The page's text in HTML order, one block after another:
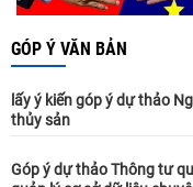
GÓP Ý VĂN BẢN
lấy ý kiến góp ý dự thảo
thủy sản
Góp ý dự thảo Thông tư